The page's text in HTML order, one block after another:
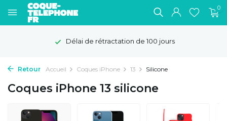
0
Livraison gratuite
Retour Accueil Coques iPhone 13 Silicone
Coques iPhone 13 silicone